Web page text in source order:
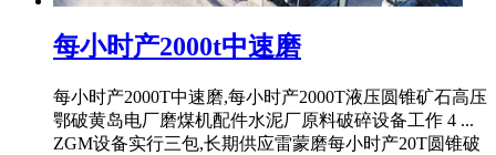
每小时产2000t中速磨
每小时产2000T中速磨,每小时产2000T液压圆锥矿石高压
鄂破黄岛电厂磨煤机配件水泥厂原料破碎设备工作 4 ...
ZGM设备实行三包,长期供应雷蒙磨每小时产20T圆锥破